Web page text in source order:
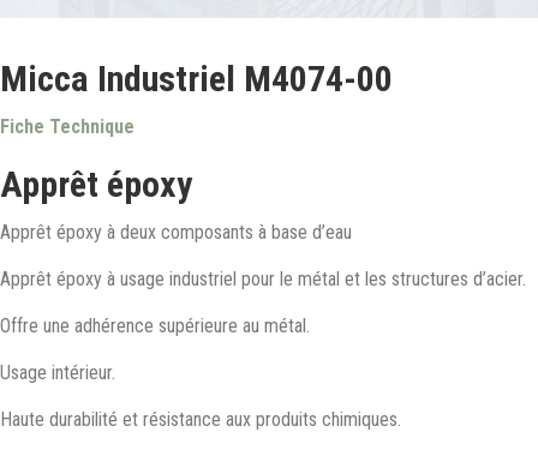
Micca Industriel M4074-00
Fiche Technique
Apprêt époxy
Apprêt époxy à deux composants à base d’eau
Apprêt époxy à usage industriel pour le métal et les structures d’acier.
Offre une adhérence supérieure au métal.
Usage intérieur.
Haute durabilité et résistance aux produits chimiques.